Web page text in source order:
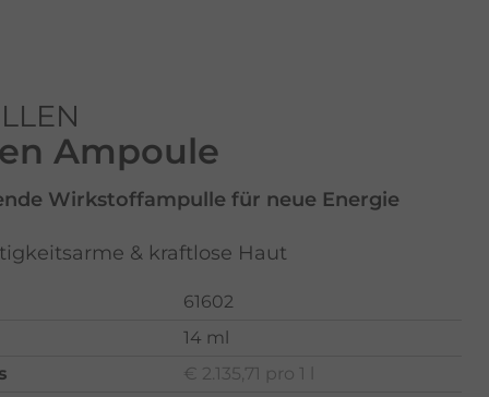
Ampoule
Wirkstoffampulle für neue Energie
& kraftlose Haut
61602
14 ml
€ 2.135,71 pro 1 l